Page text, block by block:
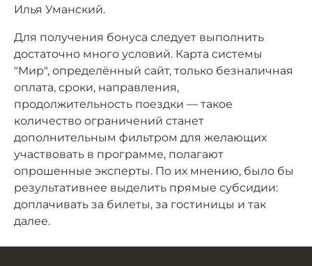
Илья Уманский.
Для получения бонуса следует выполнить
достаточно много условий. Карта системы
"Мир", определённый сайт, только безналичная
оплата, сроки, направления,
продолжительность поездки — такое
количество ограничений станет
дополнительным фильтром для желающих
участвовать в программе, полагают
опрошенные эксперты. По их мнению, было бы
результативнее выделить прямые субсидии:
доплачивать за билеты, за гостиницы и так
далее.